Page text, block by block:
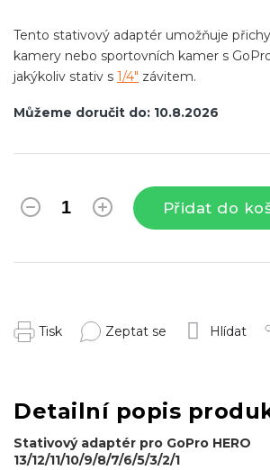
Můžeme doručit do: 10.8.2026
Přidat do
Tento stativový adaptér umožňuje
kamery nebo sportovních kamer s
jakýkoliv stativ s 1/4" závitem.
Tisk Zeptat se Hlídat
Detailní popis
Stativový adaptér pro GoPro HERO
13/12/11/10/9/8/7/6/5/3/2/1